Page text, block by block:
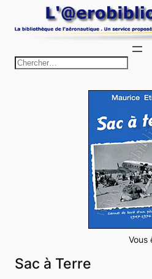
au
c
h
e
r
c
h
e
r
Vous
Sac à Terre